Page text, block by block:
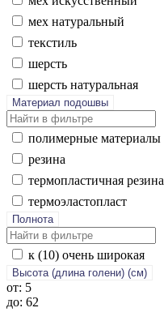
мех на­тураль­ный
текс­тиль
шерсть
шерсть на­тураль­ная
Материал подошвы
по­лимер­ные ма­тери­алы
ре­зина
тер­моплас­тичная ре­зина
тер­мо­элас­топласт
Полнота
к (10) очень ши­рокая
Высота (длина голени) (cм)
от: 5
до: 62